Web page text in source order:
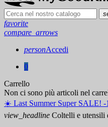
favorite
compare_arrows
personAccedi
0
Carrello
Non ci sono più articoli nel
☀️ ️Last Summer Super SALE!
view_headline Coltelli e utensili